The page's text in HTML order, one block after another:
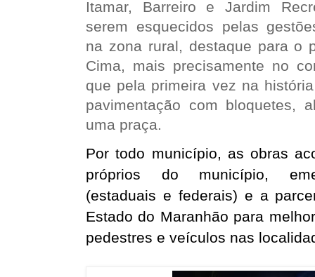
Itamar, Barreiro e Jardim
serem esquecidos pelas
na zona rural, destaque para o
Cima, mais precisamente no
que pela primeira vez na
pavimentação com bloquetes,
uma praça.
Por todo município, as obras
próprios do município,
(estaduais e federais) e a
Estado do Maranhão para
pedestres e veículos nas